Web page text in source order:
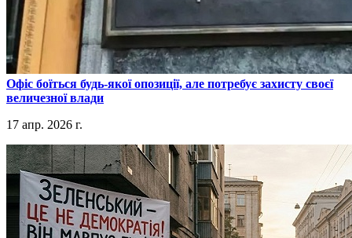
​Офіс боїться будь-якої опозиції, але потребує захисту своєї
величезної влади
17 апр. 2026 г.